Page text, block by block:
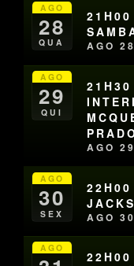
AGO
28
QUA AGO
AGO
29
QUI
21H30
AGO
AGO
30
SEX
22H00
AGO
AGO
22H00